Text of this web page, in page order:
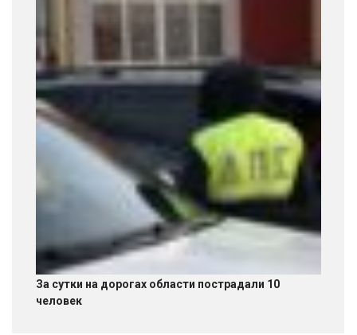
За сутки на дорогах области пострадали 10
человек